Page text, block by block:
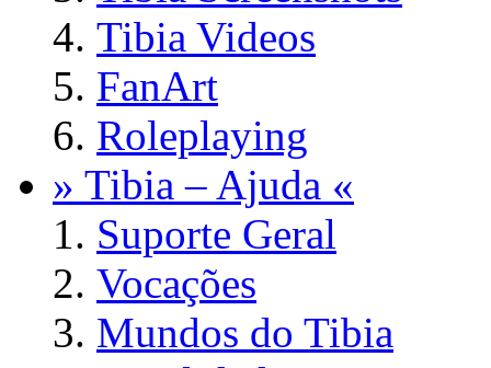
Tibia Videos
FanArt
Roleplaying
» Tibia – Ajuda «
Suporte Geral
Vocações
Mundos do Tibia